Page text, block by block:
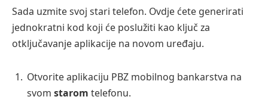
Sada uzmite svoj stari telefon. Ovdje ćete generirati
jednokratni kod koji će poslužiti kao ključ za
otključavanje aplikacije na novom uređaju.
Otvorite aplikaciju PBZ mobilnog bankarstva na
svom starom telefonu.